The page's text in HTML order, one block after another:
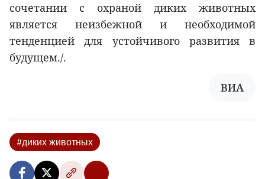
сочетании с охраной диких животных
является неизбежной и необходимой
тенденцией для устойчивого развития в
будущем./.
ВИА
#диких животных